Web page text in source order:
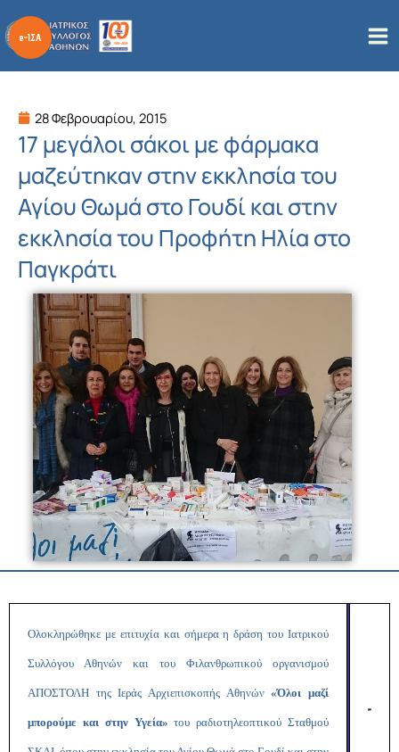
στο
περιεχόμενο
28 Φεβρουαρίου, 2015
17 μεγάλοι σάκοι με φάρμακα
μαζεύτηκαν στην εκκλησία του
Αγίου Θωμά στο Γουδί και στην
εκκλησία του Προφήτη Ηλία στο
Παγκράτι
Ολοκληρώθηκε με επιτυχία και σήμερα η δράση του Ιατρικού
Συλλόγου Αθηνών και του Φιλανθρωπικού οργανισμού
ΑΠΟΣΤΟΛΗ της Ιεράς Αρχιεπισκοπής Αθηνών«Όλοι μαζί
μπορούμε και στην Υγεία»του ραδιοτηλεοπτικού Σταθμού